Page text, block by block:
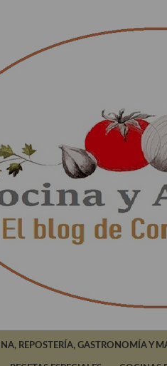
REPOSTERÍA, GASTRONOMÍA Y